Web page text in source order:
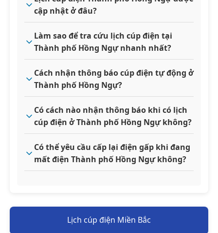
cập nhật ở đâu?
Làm sao để tra cứu lịch cúp điện tại
Thành phố Hồng Ngự nhanh nhất?
Cách nhận thông báo cúp điện tự động ở
Thành phố Hồng Ngự?
Có cách nào nhận thông báo khi có lịch
cúp điện ở Thành phố Hồng Ngự không?
Có thể yêu cầu cấp lại điện gấp khi đang
mất điện Thành phố Hồng Ngự không?
Lịch cúp điện Miền Bắc